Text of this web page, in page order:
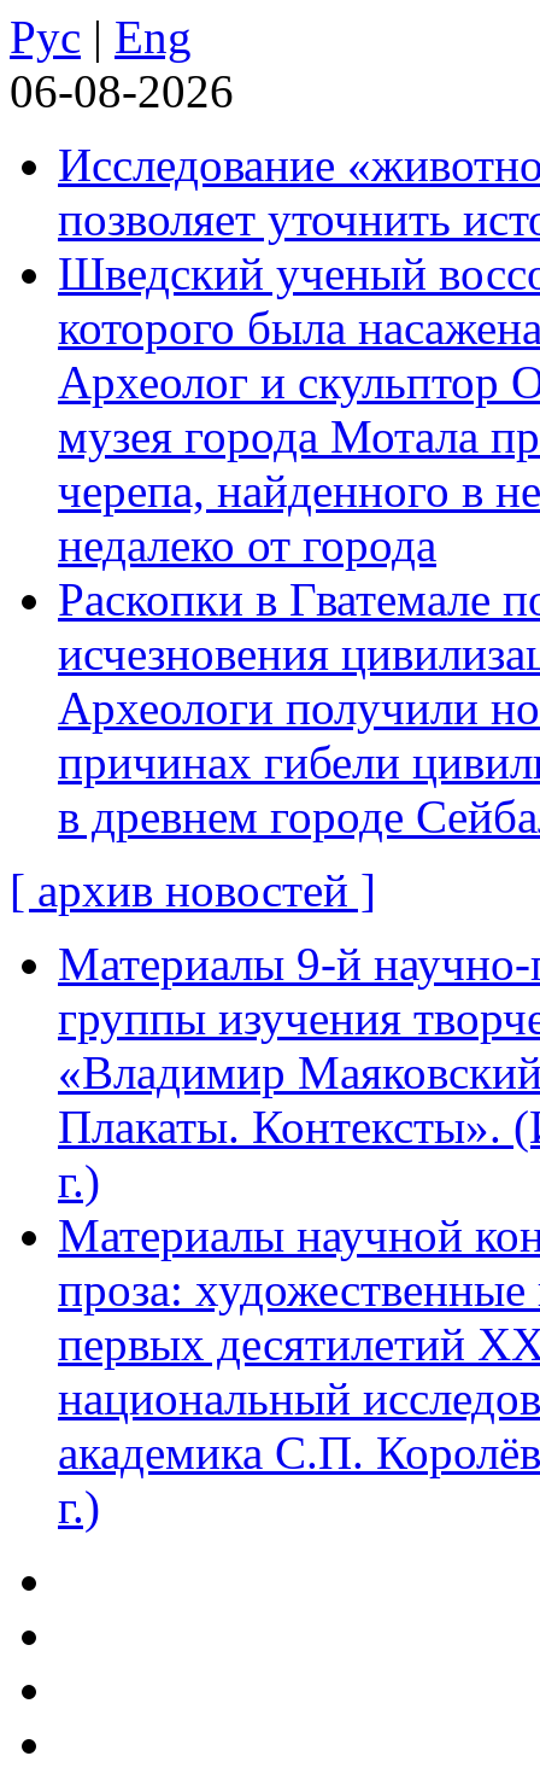
Рус | Eng
06-08-2026
Исследование
позволяет уточнить
Шведский ученый
которого была
Археолог и скульптор
музея города Мотала
черепа, найденного в
недалеко от города
Раскопки в Гватемале
исчезновения
Археологи получили
причинах гибели
в древнем городе
[ архив новостей ]
Материалы 9-й научно-
группы изучения
«Владимир
Плакаты.
г.)
Материалы научной
проза: художественные
первых десятилетий
национальный
академика С.П.
г.)